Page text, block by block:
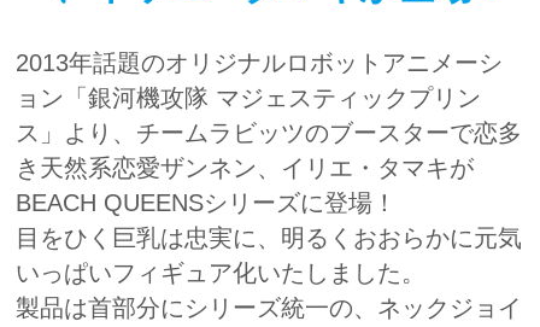
2013年話題のオリジナルロボットアニメーシ
ョン「銀河機攻隊 マジェスティックプリン
ス」より、チームラビッツのブースターで恋多
き天然系恋愛ザンネン、イリエ・タマキが
BEACH QUEENSシリーズに登場！
目をひく巨乳は忠実に、明るくおおらかに元気
いっぱいフィギュア化いたしました。
製品は首部分にシリーズ統一の、ネックジョイ